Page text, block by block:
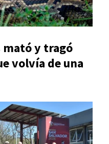
mató y tragó
volvía de una